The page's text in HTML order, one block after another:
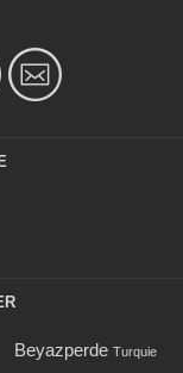
Beyazperde Turquie